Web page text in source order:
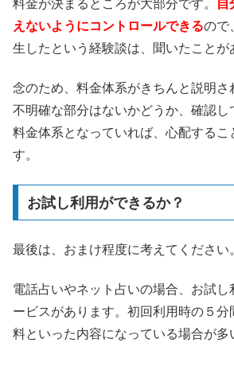
料金が決まるところが大部分です。
自
えないようにコントロールできるので
生したという経験談は、聞いたことが
念のため、料金体系がきちんと説明さ
不明確な部分はないかどうか、確認し
料金体系となっていれば、心配するこ
す。
お試し利用ができるか？
最後は、おまけ程度に考えてください
電話占いやネット占いの場合、お試し
ービスがあります。初回利用時の５
料といった内容になっている場合が多